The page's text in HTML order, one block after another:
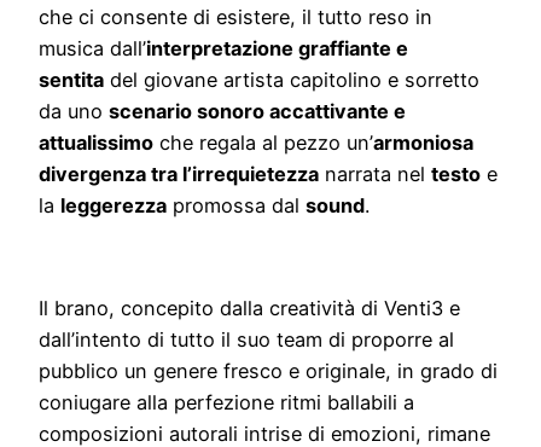
che ci consente di esistere, il tutto reso in
musica dall’interpretazione graffiante e
sentita del giovane artista capitolino e sorretto
da uno scenario sonoro accattivante e
attualissimo che regala al pezzo un’armoniosa
divergenza tra l’irrequietezza narrata nel testo e
la leggerezza promossa dal sound.
Il brano, concepito dalla creatività di Venti3 e
dall’intento di tutto il suo team di proporre al
pubblico un genere fresco e originale, in grado di
coniugare alla perfezione ritmi ballabili a
composizioni autorali intrise di emozioni, rimane